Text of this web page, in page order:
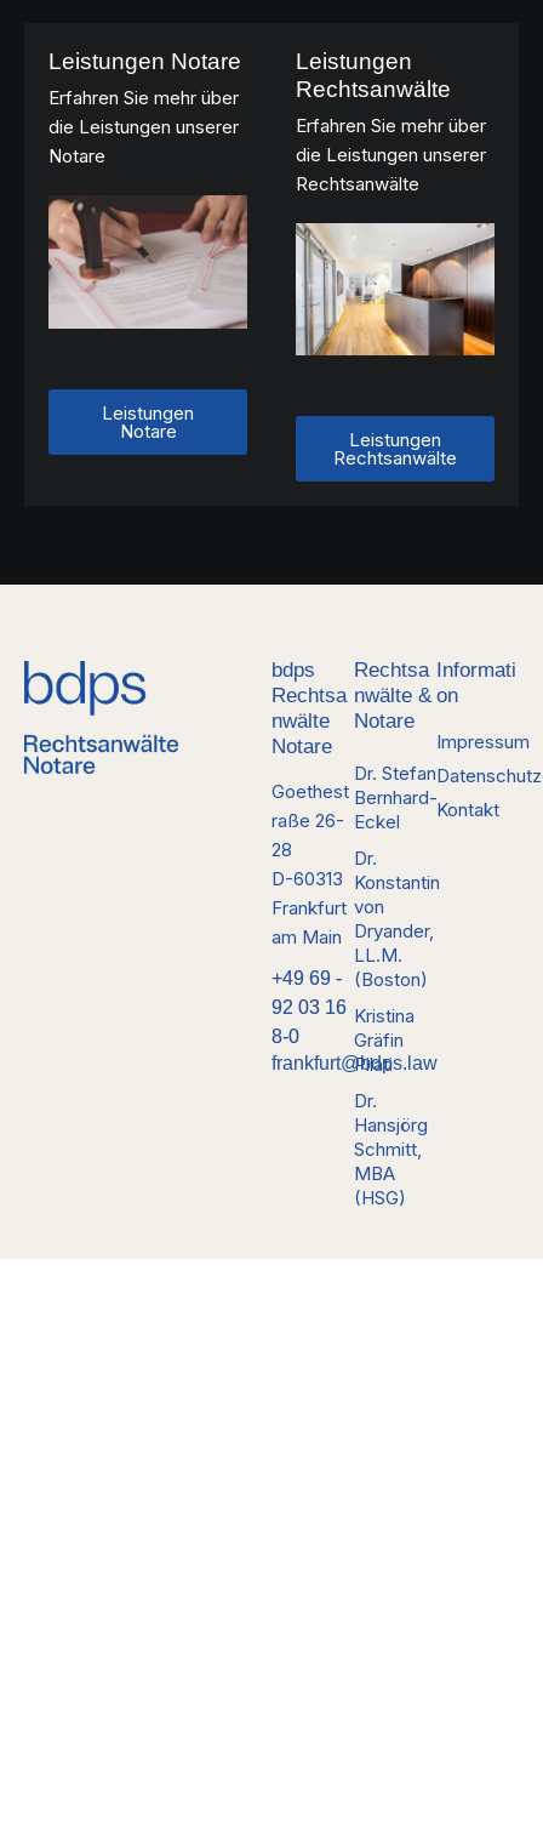
Leistungen Notare
Erfahren Sie mehr über
die Leistungen unserer
Notare
Leistungen
Notare
Leistungen
Rechtsanwälte
Erfahren Sie mehr über
die Leistungen unserer
Rechtsanwälte
Leistungen
Rechtsanwälte
bdps
Rechtsa
nwälte
Notare
Goethest
raße 26-
28
D-60313
Frankfurt
am Main
+49 69 -
92 03 16
8-0
frankfurt@bdps.law
Rechtsa
nwälte &
Notare
Dr. Stefan
Bernhard-
Eckel
Dr.
Konstantin
von
Dryander,
LL.M.
(Boston)
Kristina
Gräfin
Pilati
Dr.
Hansjörg
Schmitt,
MBA
(HSG)
Informati
on
Impressum
Kontakt